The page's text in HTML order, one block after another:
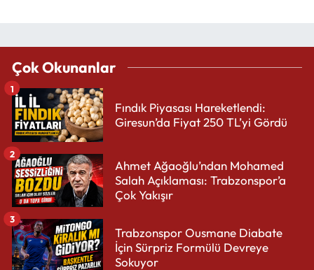
Çok Okunanlar
Fındık Piyasası Hareketlendi:
Giresun’da Fiyat 250 TL’yi Gördü
1
Ahmet Ağaoğlu’ndan Mohamed
Salah Açıklaması: Trabzonspor’a
Çok Yakışır
2
Trabzonspor Ousmane Diabate
İçin Sürpriz Formülü Devreye
Sokuyor
3